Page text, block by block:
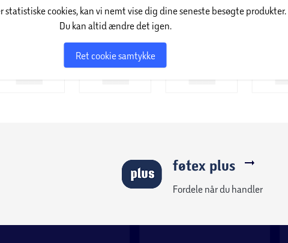
design med praktisk
erfaring med produktion inden for
hjemmekontor og meget
statistiske cookies, kan vi nemt vise dig dine seneste besøgte produkter.
Du kan altid ændre det igen.
Ret cookie samtykke
føtex plus
Fordele når du handler